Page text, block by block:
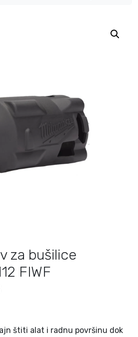
za bušilice
FIWF
štiti alat i radnu površinu dok